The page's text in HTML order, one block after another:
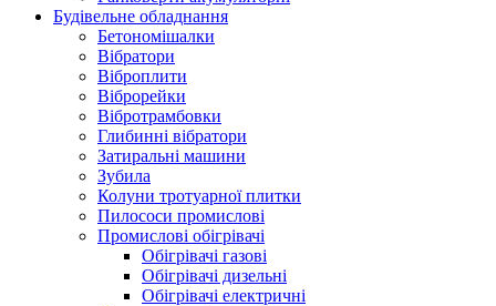
Будівельне обладнання
Бетономішалки
Вібратори
Віброплити
Віброрейки
Вібротрамбовки
Глибинні вібратори
Затиральні машини
Зубила
Колуни тротуарної плитки
Пилососи промислові
Промислові обігрівачі
Обігрівачі газові
Обігрівачі дизельні
Обігрівачі електричні